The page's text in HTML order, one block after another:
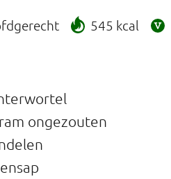
545 kcal
ongezouten